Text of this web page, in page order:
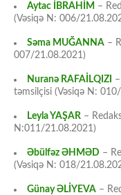
Aytac İBRAHİM –
(Vəsiqə N: 006/
Səma MUĞANNA –
007/21.08.2021)
Nuranə RAFAİLQIZI
təmsilçisi (Vəsiqə N:
Leyla YAŞAR –
N:011/21.08.2021)
Əbülfəz ƏHMƏD –
(Vəsiqə N: 018/
Günay ƏLİYEVA –